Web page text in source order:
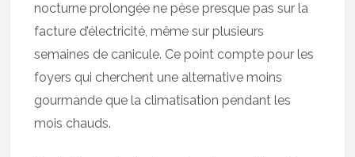
nocturne prolongée ne pèse presque pas sur la
facture d’électricité, même sur plusieurs
semaines de canicule. Ce point compte pour les
foyers qui cherchent une alternative moins
gourmande que la climatisation pendant les
mois chauds.